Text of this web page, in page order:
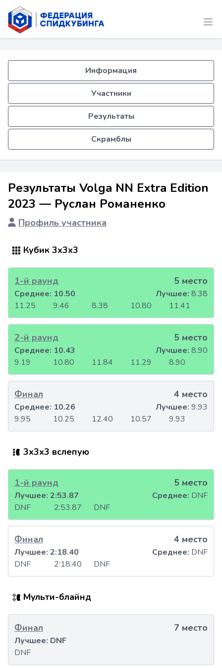
Информация
Участники
Результаты
Скрамблы
Результаты Volga NN Extra Edition
2023 — Руслан Романенко
Профиль участника
Кубик 3x3x3
1-й раунд 5 место
11.25 9.46 8.38 10.80 11.41
Среднее: 10.50 Лучшее: 8.38
2-й раунд 5 место
9.19 10.80 11.84 11.29 8.90
Среднее: 10.43 Лучшее: 8.90
Финал 4 место
9.95 10.25 12.40 10.57 9.93
Среднее: 10.26 Лучшее: 9.93
3x3x3 вслепую
1-й раунд 5 место
DNF 2:53.87 DNF
Лучшее: 2:53.87 Среднее: DNF
Финал 4 место
DNF 2:18.40 DNF
Лучшее: 2:18.40 Среднее: DNF
Мульти-блайнд
Финал 7 место
DNF
Лучшее: DNF